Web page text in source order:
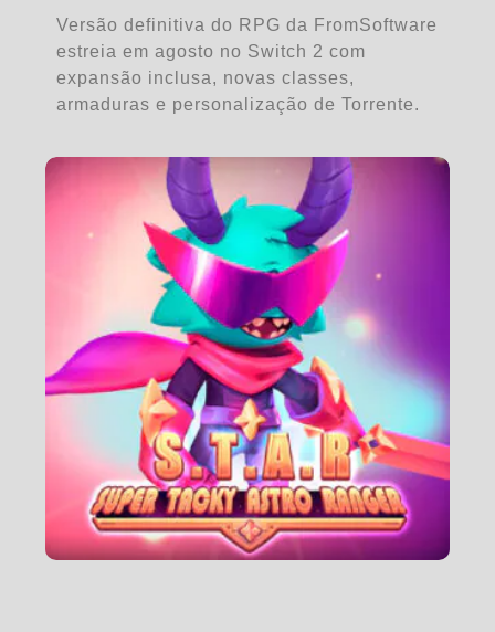
Versão definitiva do RPG da FromSoftware
estreia em agosto no Switch 2 com
expansão inclusa, novas classes,
armaduras e personalização de Torrente.